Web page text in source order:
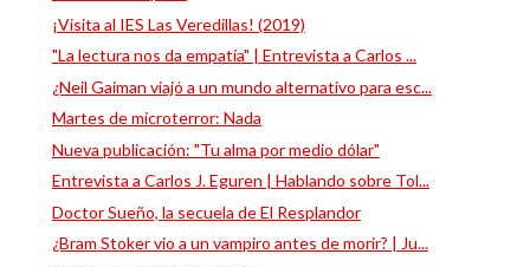
¡Visita al IES Las Veredillas! (2019)
"La lectura nos da empatía" | Entrevista a Carlos ...
¿Neil Gaiman viajó a un mundo alternativo para esc...
Martes de microterror: Nada
Nueva publicación: "Tu alma por medio dólar"
Entrevista a Carlos J. Eguren | Hablando sobre Tol...
Doctor Sueño, la secuela de El Resplandor
¿Bram Stoker vio a un vampiro antes de morir? | Ju...